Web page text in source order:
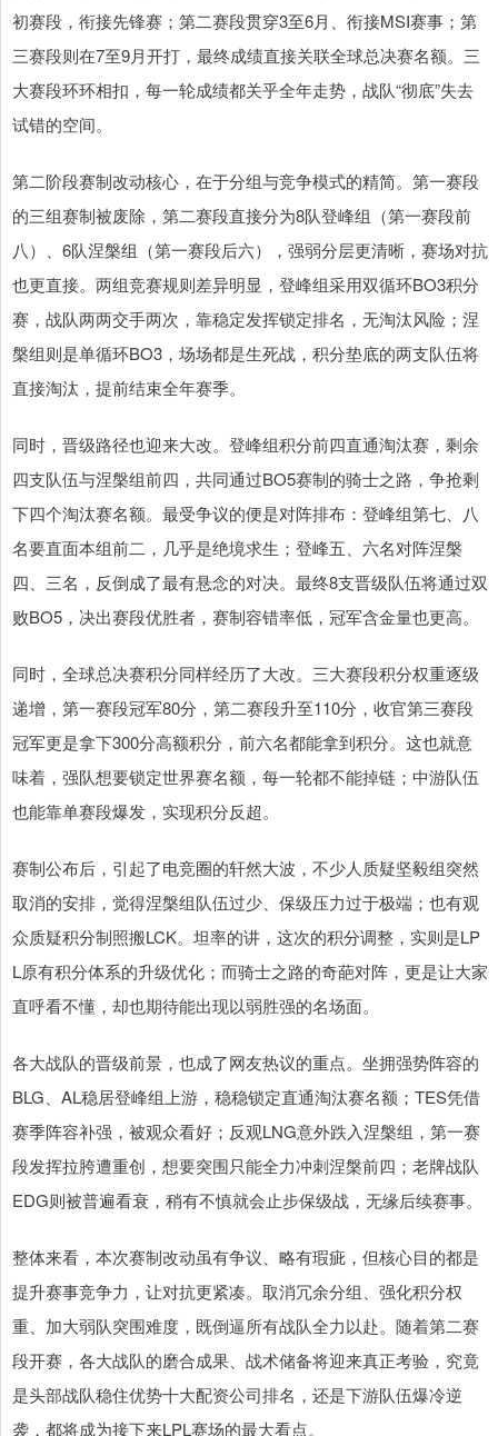
初赛段，衔接先锋赛；第二赛段贯穿3至6月、衔接MSI赛事；第
三赛段则在7至9月开打，最终成绩直接关联全球总决赛名额。三
大赛段环环相扣，每一轮成绩都关乎全年走势，战队“彻底”失去
试错的空间。
第二阶段赛制改动核心，在于分组与竞争模式的精简。第一赛段
的三组赛制被废除，第二赛段直接分为8队登峰组（第一赛段前
八）、6队涅槃组（第一赛段后六），强弱分层更清晰，赛场对抗
也更直接。两组竞赛规则差异明显，登峰组采用双循环BO3积分
赛，战队两两交手两次，靠稳定发挥锁定排名，无淘汰风险；涅
槃组则是单循环BO3，场场都是生死战，积分垫底的两支队伍将
直接淘汰，提前结束全年赛季。
同时，晋级路径也迎来大改。登峰组积分前四直通淘汰赛，剩余
四支队伍与涅槃组前四，共同通过BO5赛制的骑士之路，争抢剩
下四个淘汰赛名额。最受争议的便是对阵排布：登峰组第七、八
名要直面本组前二，几乎是绝境求生；登峰五、六名对阵涅槃
四、三名，反倒成了最有悬念的对决。最终8支晋级队伍将通过双
败BO5，决出赛段优胜者，赛制容错率低，冠军含金量也更高。
同时，全球总决赛积分同样经历了大改。三大赛段积分权重逐级
递增，第一赛段冠军80分，第二赛段升至110分，收官第三赛段
冠军更是拿下300分高额积分，前六名都能拿到积分。这也就意
味着，强队想要锁定世界赛名额，每一轮都不能掉链；中游队伍
也能靠单赛段爆发，实现积分反超。
赛制公布后，引起了电竞圈的轩然大波，不少人质疑坚毅组突然
取消的安排，觉得涅槃组队伍过少、保级压力过于极端；也有观
众质疑积分制照搬LCK。坦率的讲，这次的积分调整，实则是LP
L原有积分体系的升级优化；而骑士之路的奇葩对阵，更是让大家
直呼看不懂，却也期待能出现以弱胜强的名场面。
各大战队的晋级前景，也成了网友热议的重点。坐拥强势阵容的
BLG、AL稳居登峰组上游，稳稳锁定直通淘汰赛名额；TES凭借
赛季阵容补强，被观众看好；反观LNG意外跌入涅槃组，第一赛
段发挥拉胯遭重创，想要突围只能全力冲刺涅槃前四；老牌战队
EDG则被普遍看衰，稍有不慎就会止步保级战，无缘后续赛事。
整体来看，本次赛制改动虽有争议、略有瑕疵，但核心目的都是
提升赛事竞争力，让对抗更紧凑。取消冗余分组、强化积分权
重、加大弱队突围难度，既倒逼所有战队全力以赴。随着第二赛
段开赛，各大战队的磨合成果、战术储备将迎来真正考验，究竟
是头部战队稳住优势十大配资公司排名，还是下游队伍爆冷逆
袭，都将成为接下来LPL赛场的最大看点。